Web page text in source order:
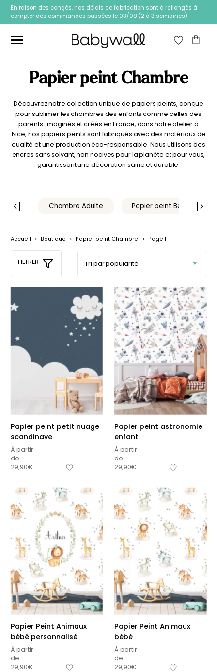
En raison des congés, nos délais de fabrication sont à rallongés à
compter des commandes passées le 03/08 (2 à 3 semaines)
de
29,90€
+1
Papier peint jungle
de
29,90€
Affiche bébé Mes
premières fois
personnalisable
de
Affiche personnalisée
petits carreaux pour
enfant
de
Papier peint Chambre
Découvrez notre collection unique de papiers peints, conçue
pour sublimer les chambres des enfants comme celles des
parents. Imaginés et créés en France, dans notre atelier à
Nice, nos papiers peints sont fabriqués avec des matériaux de
qualité et une production éco-responsable. Nous utilisons des
encres sans solvant, non nocives pour la planète et pour vous,
garantissant une décoration saine et durable.
Ado Chambre Adulte Papier peint Beige
Accueil > Boutique > Papier peint Chambre > Page 11
FILTRER
RECHERCHE
POUR :
RECHERCHE
Prix
min
Prix
max
Filtrer
Prix :0€ 3.990€
Papier peint petit nuage
scandinave
À partir
de
29,90€
Papier peint astronomie
enfant
À partir
de
29,90€
Papier Peint Animaux
bébé personnalisé
À partir
de
29,90€
Papier Peint Animaux
bébé
À partir
de
29,90€